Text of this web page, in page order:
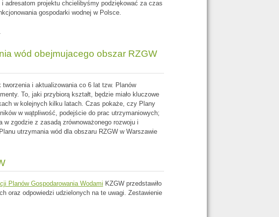
adresatom projektu chcielibyśmy podziękować za czas
gospodarki wodnej w Polsce.
wód obejmujacego obszar RZGW
tworzenia i aktualizowania co 6 lat tzw. Planów
To, jaki przybiorą kształt, będzie miało kluczowe
w kolejnych kilku latach. Czas pokaże, czy Plany
w wątpliwość, podejście do prac utrzymaniowych;
zgodzie z zasadą zrównoważonego rozwoju i
utrzymania wód dla obszaru RZGW w Warszawie
Planów Gospodarowania Wodami KZGW przedstawiło
oraz odpowiedzi udzielonych na te uwagi. Zestawienie